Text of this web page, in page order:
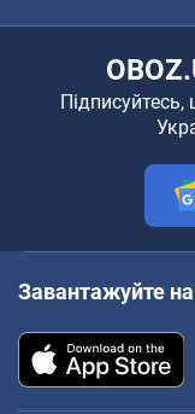
Підписуйтесь,
Завантажуйте